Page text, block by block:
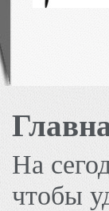
На
чтобы